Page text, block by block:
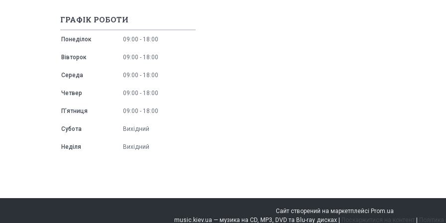
ГРАФІК РОБОТИ
Понеділок 09:00 18:00
Вівторок 09:00 18:00
Середа 09:00 18:00
Четвер 09:00 18:00
Пʼятниця 09:00 18:00
Субота Вихідний
Неділя Вихідний
Сайт створений на маркетплейсі Prom.ua
music.kiev.ua — музика на CD, MP3, DVD та Blu-ray дисках | Поскаржитися на контент | Політика